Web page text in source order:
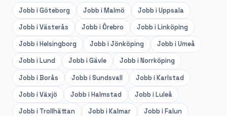
Jobb iGöteborg Jobb iMalmö Jobb iUppsala
Jobb iVästerås Jobb iÖrebro Jobb iLinköping
Jobb iHelsingborg Jobb iJönköping Jobb iUmeå
Jobb iLund Jobb iGävle Jobb iNorrköping
Jobb iBorås Jobb iSundsvall Jobb iKarlstad
Jobb iVäxjö Jobb iHalmstad Jobb iLuleå
Jobb i Trollhättan Jobb iKalmar Jobb iFalun